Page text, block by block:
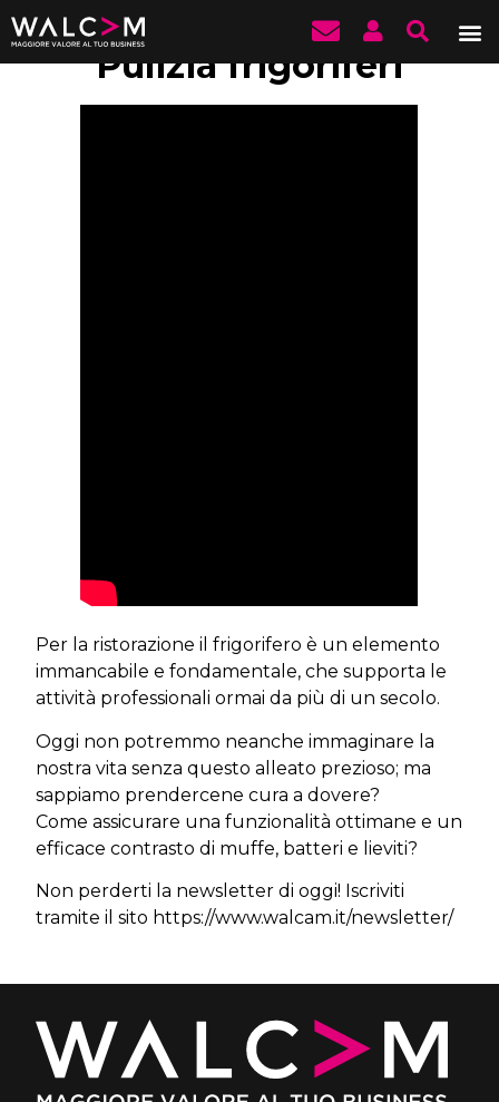
Pulizia frigoriferi
Per la ristorazione il frigorifero è un elemento
immancabile e fondamentale, che supporta le
attività professionali ormai da più di un secolo.
Oggi non potremmo neanche immaginare la
nostra vita senza questo alleato prezioso; ma
sappiamo prendercene cura a dovere?
Come assicurare una funzionalità ottimane e un
efficace contrasto di muffe, batteri e lieviti?
Non perderti la newsletter di oggi! Iscriviti
tramite il sito https://www.walcam.it/newsletter/